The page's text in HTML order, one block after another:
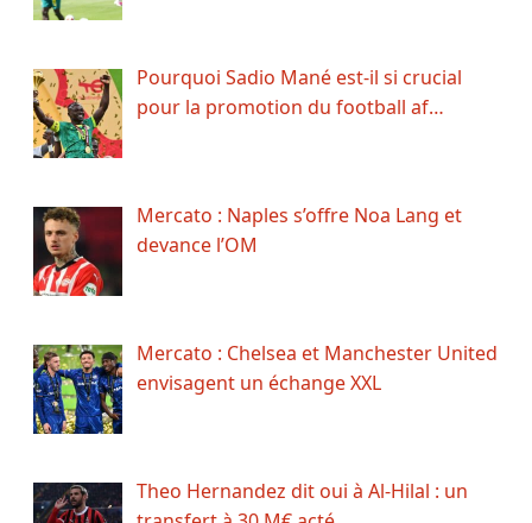
Pourquoi Sadio Mané est-il si crucial
pour la promotion du football af…
Mercato : Naples s’offre Noa Lang et
devance l’OM
Mercato : Chelsea et Manchester United
envisagent un échange XXL
Theo Hernandez dit oui à Al-Hilal : un